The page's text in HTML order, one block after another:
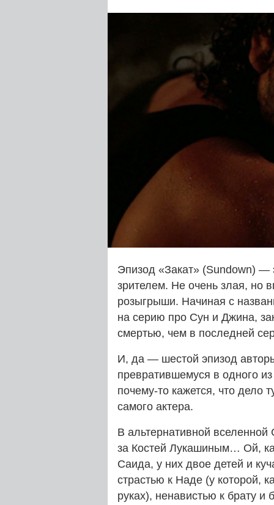
Эпизод «Закат» (Sundown) —
зрителем. Не очень злая, но
розыгрыши. Начиная с
на серию про Сун и Джина,
смертью, чем в последней
И, да — шестой эпизод
превратившемуся в одного
почему-то кажется, что дело
самого актера.
В альтернативной
за Костей Лукашиным… Ой,
Саида, у них двое детей и
страстью к Наде (у которой,
руках), ненавистью к брату